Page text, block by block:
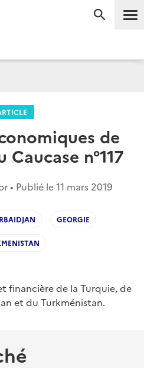
de
n°117
• Publié le11 mars 2019
GEORGIE
financière de la Turquie, de
et du Turkménistan.